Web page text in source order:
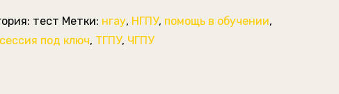
тест Метки: нгау, НГПУ, помощь в обучении,
сессия под ключ, ТГПУ, ЧГПУ